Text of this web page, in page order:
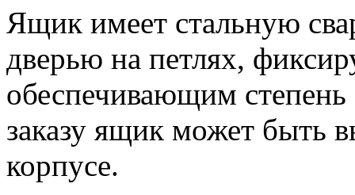
Ящик имеет стальную
дверью на петлях,
обеспечивающим
заказу ящик может быть
корпусе.